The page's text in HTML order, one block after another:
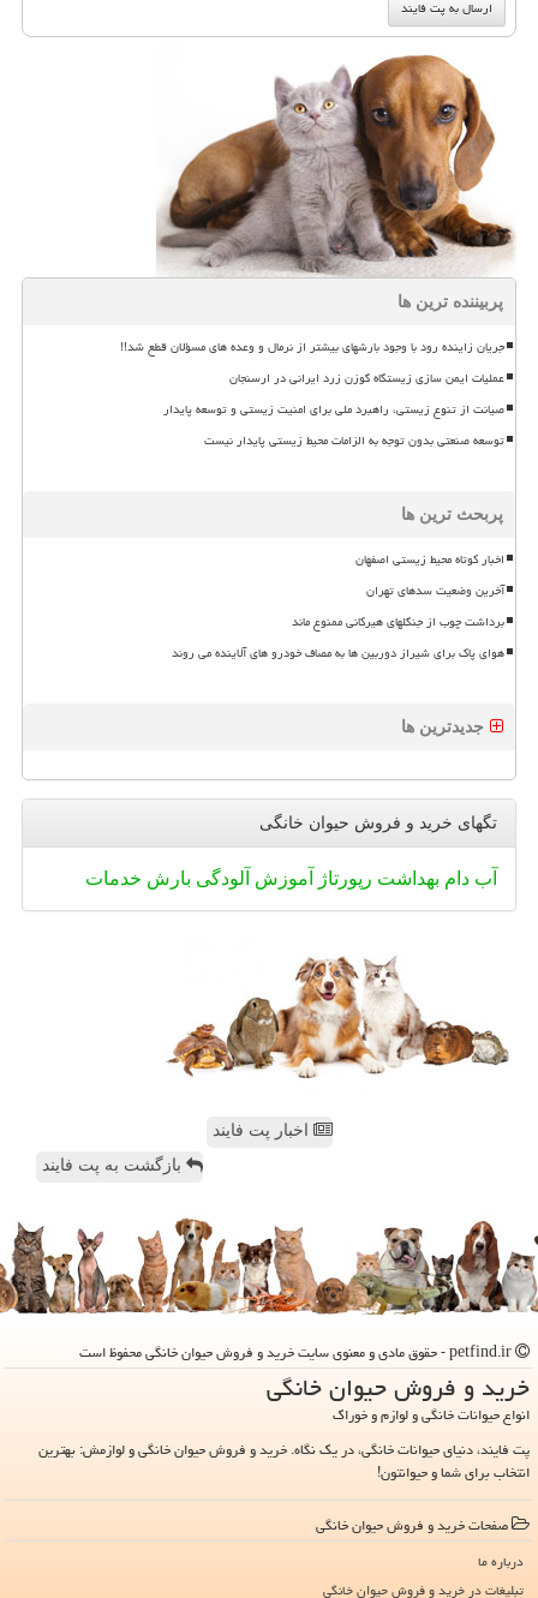
پربیننده ترین ها
جریان زاینده رود با وجود بارشهای بیشتر از نرمال و وعده های مسؤلان قطع شد!!
عملیات ایمن سازی زیستگاه گوزن زرد ایرانی در ارسنجان
صیانت از تنوع زیستی، راهبرد ملی برای امنیت زیستی و توسعه پایدار
توسعه صنعتی بدون توجه به الزامات محیط زیستی پایدار نیست
پربحث ترین ها
اخبار کوتاه محیط زیستی اصفهان
آخرین وضعیت سدهای تهران
برداشت چوب از جنگلهای هیرکانی ممنوع ماند
هوای پاک برای شیراز دوربین ها به مصاف خودرو های آلاینده می روند
جدیدترین ها
تگهای خرید و فروش حیوان خانگی
آب دام بهداشت رپورتاژ آموزش آلودگی بارش خدمات
اخبار پت فایند
بازگشت به پت فایند
خرید و فروش حیوان خانگی
انواع حیوانات خانگی و لوازم و خوراک
پت فایند، دنیای حیوانات خانگی، در یک نگاه. خرید و فروش حیوان خانگی و لوازمش: بهترین
انتخاب برای شما و حیوانتون!
صفحات خرید و فروش حیوان خانگی
درباره ما
تبلیغات در خرید و فروش حیوان خانگی